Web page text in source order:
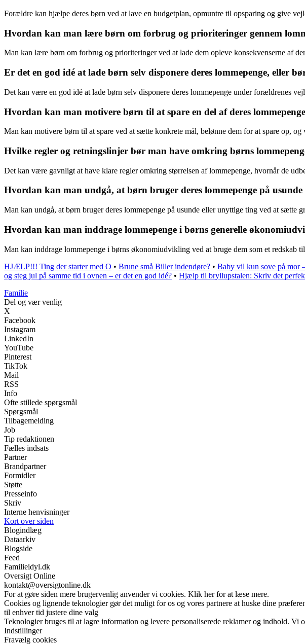
Forældre kan hjælpe deres børn ved at lave en budgetplan, opmuntre til opsparing og give
Hvordan kan man lære børn om forbrug og prioriteringer gennem
Man kan lære børn om forbrug og prioriteringer ved at lade dem opleve konsekvenserne af
Er det en god idé at lade børn selv disponere deres lommepenge, eller
Det kan være en god idé at lade børn selv disponere deres lommepenge under forældrenes
Hvordan kan man motivere børn til at spare en del af deres
Man kan motivere børn til at spare ved at sætte konkrete mål, belønne dem for at spare op,
Hvilke regler og retningslinjer bør man have omkring børns
Det kan være gavnligt at have klare regler omkring størrelsen af lommepenge, hvornår de
Hvordan kan man undgå, at børn bruger deres lommepenge på
Man kan undgå, at børn bruger deres lommepenge på usunde eller unyttige ting ved at sætte
Hvordan kan man inddrage lommepenge i børns generelle
Man kan inddrage lommepenge i børns økonomiudvikling ved at bruge dem som et
HJÆLP!!! Ting der starter med O • Brune små Biller indendøre? • Baby vil kun sove på mor
og steg jul på samme tid i ovnen – er det en god idé? • Hjælp til bryllupstalen: Skriv det
Familie
Del og vær venlig
X
Facebook
Instagram
LinkedIn
YouTube
Pinterest
TikTok
Mail
RSS
Info
Ofte stillede spørgsmål
Spørgsmål
Tilbagemelding
Job
Tip redaktionen
Fælles indsats
Partner
Brandpartner
Formidler
Støtte
Presseinfo
Skriv
Interne henvisninger
Kort over siden
Blogindlæg
Dataarkiv
Blogside
Feed
Familieidyl.dk
Oversigt Online
kontakt@oversigtonline.dk
For at gøre siden mere brugervenlig anvender vi cookies. Klik her for at læse mere.
Cookies og lignende teknologier gør det muligt for os og vores partnere at huske dine
til enhver tid justere dine valg
Teknologier bruges til at lagre information og levere personaliserede reklamer og indhold.
Indstillinger
Fravælg cookies